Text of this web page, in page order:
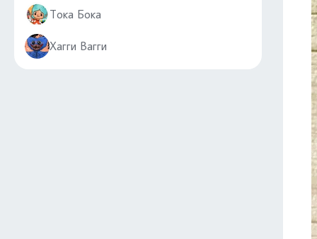
Тока Бока
Хагги Вагги